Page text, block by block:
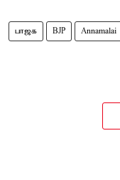
பாஜக BJP Annamalai